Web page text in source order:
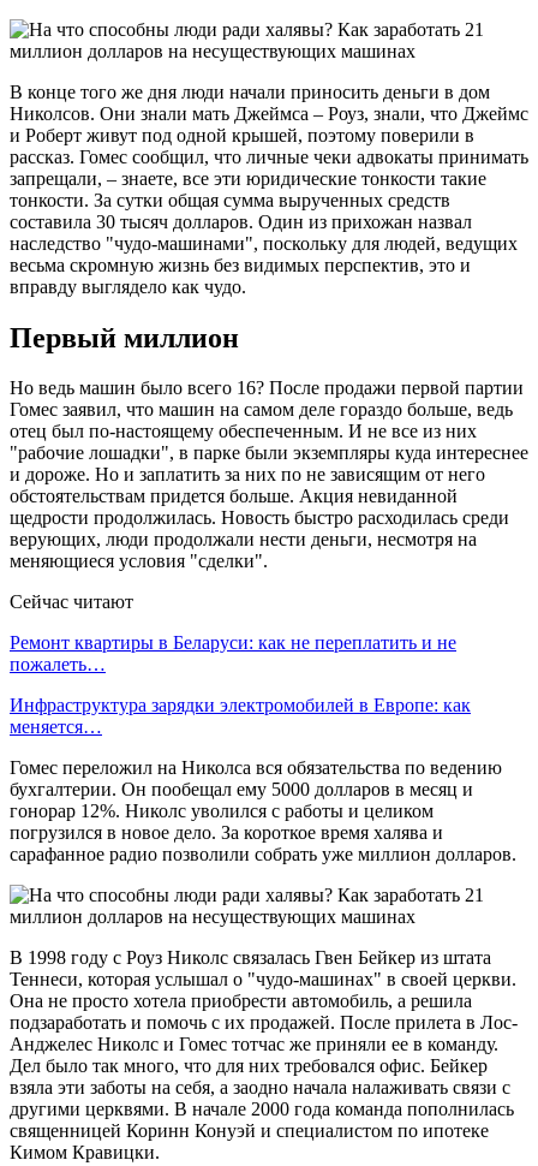
В конце того же дня люди начали приносить деньги в дом
Николсов. Они знали мать Джеймса – Роуз, знали, что Джеймс
и Роберт живут под одной крышей, поэтому поверили в
рассказ. Гомес сообщил, что личные чеки адвокаты принимать
запрещали, – знаете, все эти юридические тонкости такие
тонкости. За сутки общая сумма вырученных средств
составила 30 тысяч долларов. Один из прихожан назвал
наследство "чудо-машинами", поскольку для людей, ведущих
весьма скромную жизнь без видимых перспектив, это и
вправду выглядело как чудо.
Первый миллион
Но ведь машин было всего 16? После продажи первой партии
Гомес заявил, что машин на самом деле гораздо больше, ведь
отец был по-настоящему обеспеченным. И не все из них
"рабочие лошадки", в парке были экземпляры куда интереснее
и дороже. Но и заплатить за них по не зависящим от него
обстоятельствам придется больше. Акция невиданной
щедрости продолжилась. Новость быстро расходилась среди
верующих, люди продолжали нести деньги, несмотря на
меняющиеся условия "сделки".
Сейчас читают
Ремонт квартиры в Беларуси: как не переплатить и не
пожалеть…
Инфраструктура зарядки электромобилей в Европе: как
меняется…
Гомес переложил на Николса вся обязательства по ведению
бухгалтерии. Он пообещал ему 5000 долларов в месяц и
гонорар 12%. Николс уволился с работы и целиком
погрузился в новое дело. За короткое время халява и
сарафанное радио позволили собрать уже миллион долларов.
В 1998 году с Роуз Николс связалась Гвен Бейкер из штата
Теннеси, которая услышал о "чудо-машинах" в своей церкви.
Она не просто хотела приобрести автомобиль, а решила
подзаработать и помочь с их продажей. После прилета в Лос-
Анджелес Николс и Гомес тотчас же приняли ее в команду.
Дел было так много, что для них требовался офис. Бейкер
взяла эти заботы на себя, а заодно начала налаживать связи с
другими церквями. В начале 2000 года команда пополнилась
священницей Коринн Конуэй и специалистом по ипотеке
Кимом Кравицки.